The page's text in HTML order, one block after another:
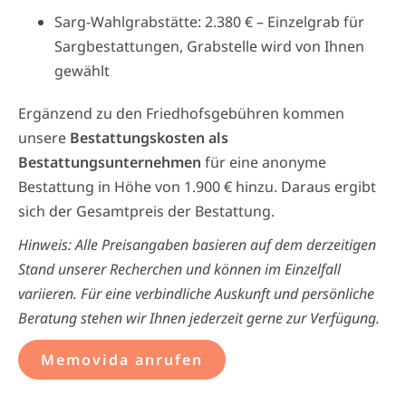
Sarg-Wahlgrabstätte: 2.380 € – Einzelgrab für
Sargbestattungen, Grabstelle wird von Ihnen
gewählt
Ergänzend zu den Friedhofsgebühren kommen
unsere Bestattungskosten als
Bestattungsunternehmen für eine anonyme
Bestattung in Höhe von 1.900 € hinzu. Daraus ergibt
sich der Gesamtpreis der Bestattung.
Hinweis: Alle Preisangaben basieren auf dem derzeitigen
Stand unserer Recherchen und können im Einzelfall
variieren. Für eine verbindliche Auskunft und persönliche
Beratung stehen wir Ihnen jederzeit gerne zur Verfügung.
Memovida anrufen